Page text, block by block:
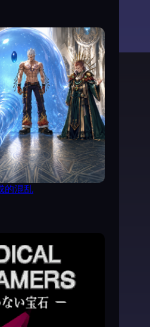
宝贝》日文剧情，理清
的混乱